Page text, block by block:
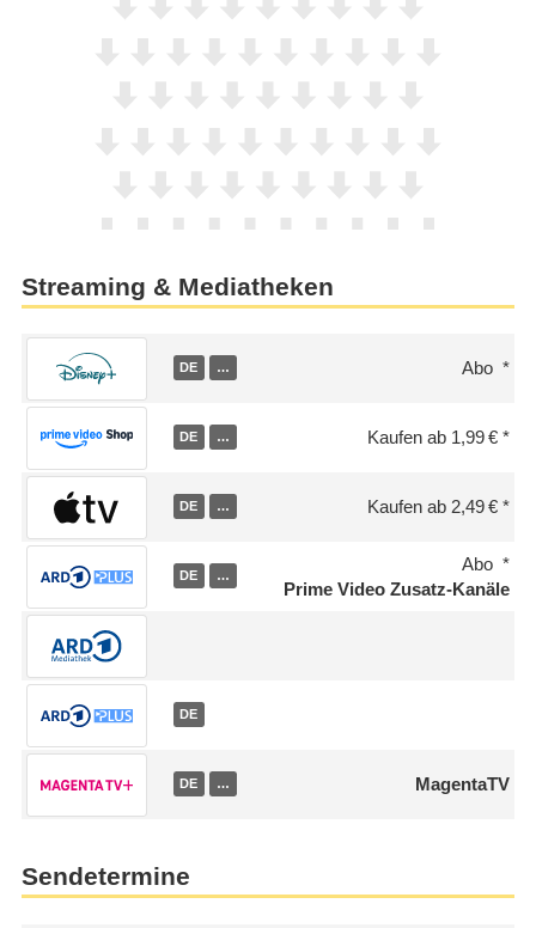
Streaming & Mediatheken
DE … Abo
DE … Kaufen ab 1,99 €
DE … Kaufen ab 2,49 €
DE …
Abo
Prime Video Zusatz-Kanäle
DE
DE … MagentaTV
Sendetermine